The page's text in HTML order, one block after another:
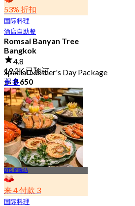
53% 折扣
国际料理
酒店自助餐
Romsai Banyan Tree
Bangkok
4.8
19.2K 已预订
起฿ 650
Special Mother's Day Package
更多
BTS 奇隆站
来 4 付款 3
国际料理